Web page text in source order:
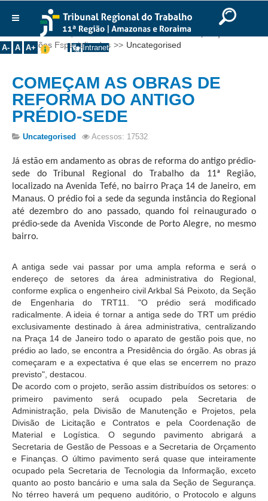
Ir para o rodapé
English
Português Español
A- A A+ Intranet
Institucional
Presidência
Corregedoria
Composição
Desembargadores
Seções Especializadas
Turmas
Varas do Trabalho
Juízes Manaus
Juízes Substitutos
Diretores
Comitês
Comitê Gestor Regional do PJe
Comitê Gestor Regional do e-Gestão e de Tabelas
Processuais Unificadas
Comitê do Datajud
Comissão Regional de Pesquisa Judiciária e Ciência de
Dados
Comissão de Ética
Comitê de Priorização do Primeiro Grau
Comissão de Uniformização de Jurisprudência
Comitê de Gestão de Pessoas
Você está aqui:Início >> Institucional >> Composição
Seções Especializadas >> Uncategorised
COMEÇAM AS OBRAS DE
REFORMA DO ANTIGO
PRÉDIO-SEDE
Uncategorised Acessos: 17532
Já estão em andamento as obras de reforma do antigo prédio-
sede do Tribunal Regional do Trabalho da 11ª Região,
localizado na Avenida Tefé, no bairro Praça 14 de Janeiro, em
Manaus. O prédio foi a sede da segunda instância do Regional
até dezembro do ano passado, quando foi reinaugurado o
prédio-sede da Avenida Visconde de Porto Alegre, no mesmo
bairro.
A antiga sede vai passar por uma ampla reforma e será o
endereço de setores da área administrativa do Regional,
conforme explica o engenheiro civil Arkbal Sá Peixoto, da Seção
de Engenharia do TRT11. "O prédio será modificado
radicalmente. A ideia é tornar a antiga sede do TRT um prédio
exclusivamente destinado à área administrativa, centralizando
na Praça 14 de Janeiro todo o aparato de gestão pois que, no
prédio ao lado, se encontra a Presidência do órgão. As obras já
começaram e a expectativa é que elas se encerrem no prazo
previsto", destacou.
De acordo com o projeto, serão assim distribuídos os setores: o
primeiro pavimento será ocupado pela Secretaria de
Administração, pela Divisão de Manutenção e Projetos, pela
Divisão de Licitação e Contratos e pela Coordenação de
Material e Logística. O segundo pavimento abrigará a
Secretaria de Gestão de Pessoas e a Secretaria de Orçamento
e Finanças. O último pavimento será quase que inteiramente
ocupado pela Secretaria de Tecnologia da Informação, exceto
quanto ao posto bancário e uma sala da Seção de Segurança.
No térreo haverá um pequeno auditório, o Protocolo e alguns